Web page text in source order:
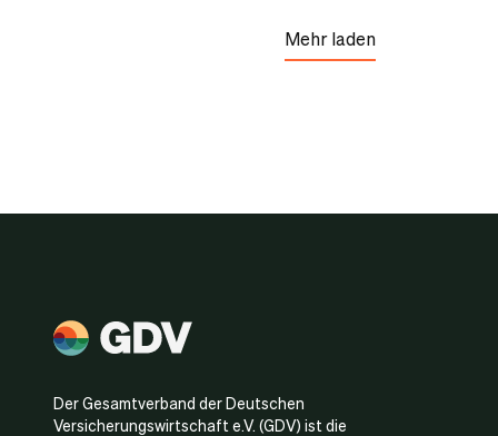
Mehr laden
Der Gesamtverband der Deutschen
Versicherungswirtschaft e.V. (GDV) ist die